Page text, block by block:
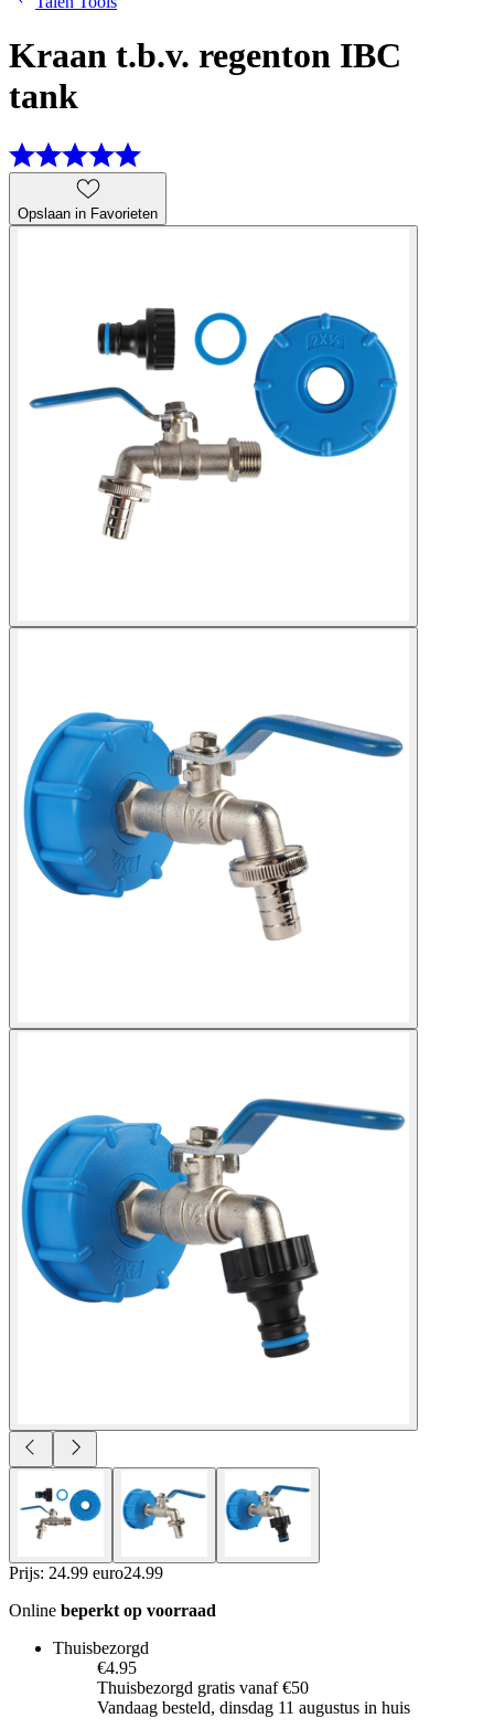
Kraan t.b.v. regenton IBC
tank
Opslaan in Favorieten
Prijs: 24.99 euro24.99
Online beperkt op voorraad
Thuisbezorgd
€4.95
Thuisbezorgd gratis vanaf €50
Vandaag besteld, dinsdag 11 augustus in huis